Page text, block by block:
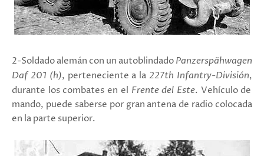
2-Soldado alemán con un autoblindado Panzerspähwagen
Daf 201 (h), perteneciente a la227th Infantry-División,
durante los combates en el Frente del Este. Vehículo de
mando, puede saberse por gran antena de radio colocada
en la parte superior.